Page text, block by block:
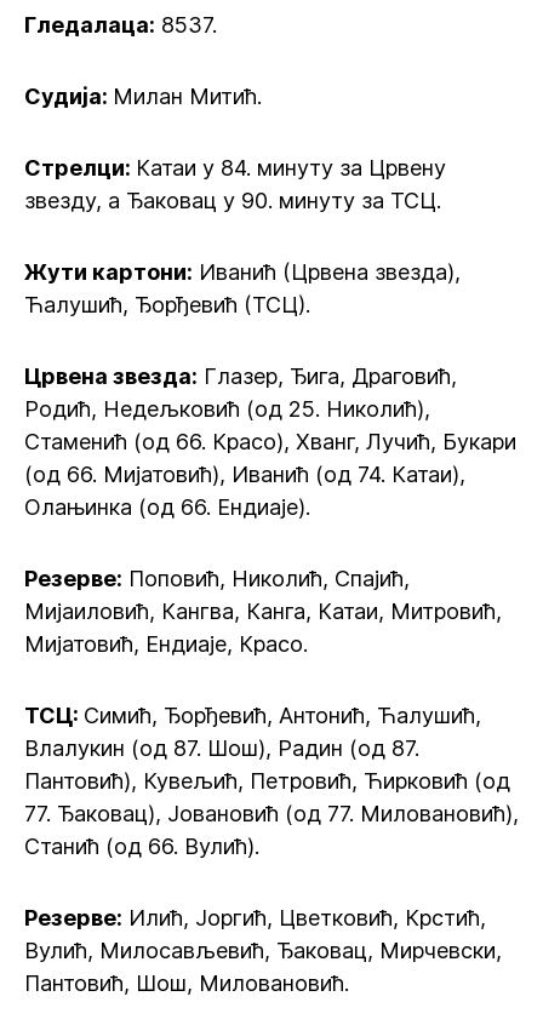
Гледалаца: 8537.
Судија: Милан Митић.
Стрелци: Катаи у 84. минуту за Црвену
звезду, а Ђаковац у 90. минуту за ТСЦ.
Жути картони: Иванић (Црвена звезда),
Ћалушић, Ђорђевић (ТСЦ).
Црвена звезда: Глазер, Ђига, Драговић,
Родић, Недељковић (од 25. Николић),
Стаменић (од 66. Красо), Хванг, Лучић, Букари
(од 66. Мијатовић), Иванић (од 74. Катаи),
Олањинка (од 66. Ендиаје).
Резерве: Поповић, Николић, Спајић,
Мијаиловић, Кангва, Канга, Катаи, Митровић,
Мијатовић, Ендиаје, Красо.
ТСЦ: Симић, Ђорђевић, Антонић, Ћалушић,
Влалукин (од 87. Шош), Радин (од 87.
Пантовић), Кувељић, Петровић, Ћирковић (од
77. Ђаковац), Јовановић (од 77. Миловановић),
Станић (од 66. Вулић).
Резерве: Илић, Јоргић, Цветковић, Крстић,
Вулић, Милосављевић, Ђаковац, Мирчевски,
Пантовић, Шош, Миловановић.